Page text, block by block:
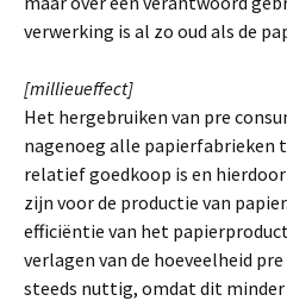
verwerking is al zo oud als de
[millieueffect]
Het hergebruiken van pre
nagenoeg alle papierfabrieken
relatief goedkoop is en
zijn voor de productie van
efficiëntie van het
verlagen van de hoeveelheid
steeds nuttig, omdat dit minder